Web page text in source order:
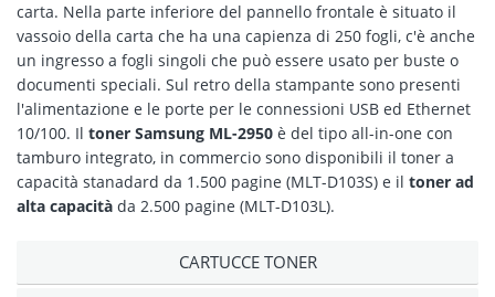
carta. Nella parte inferiore del pannello frontale è situato il
vassoio della carta che ha una capienza di 250 fogli, c'è anche
un ingresso a fogli singoli che può essere usato per buste o
documenti speciali. Sul retro della stampante sono presenti
l'alimentazione e le porte per le connessioni USB ed Ethernet
10/100. Il toner Samsung ML-2950 è del tipo all-in-one con
tamburo integrato, in commercio sono disponibili il toner a
capacità stanadard da 1.500 pagine (MLT-D103S) e il toner ad
alta capacità da 2.500 pagine (MLT-D103L).
CARTUCCE TONER